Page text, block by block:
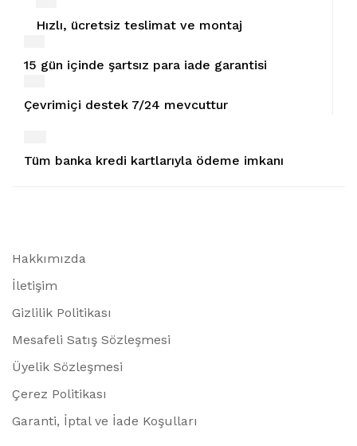
Hızlı, ücretsiz teslimat ve montaj
15 gün içinde şartsız para iade garantisi
Çevrimiçi destek 7/24 mevcuttur
Tüm banka kredi kartlarıyla ödeme imkanı
Hakkımızda
İletişim
Gizlilik Politikası
Mesafeli Satış Sözleşmesi
Üyelik Sözleşmesi
Çerez Politikası
Garanti, İptal ve İade Koşulları